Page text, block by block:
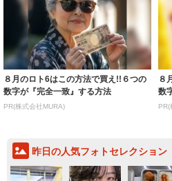
８月のロト6はこの方法で買え!!６つの
数字が『完全一致』する方法
PR(株式会社MURA)
８
数
PR(
昨日の人気フォトセレクション